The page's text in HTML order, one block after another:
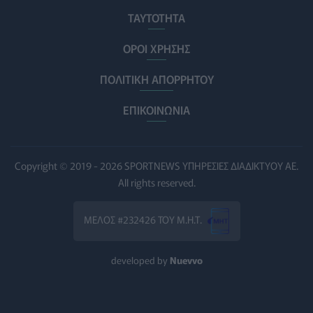
ΕΔΟΕΑΠ: Συστάσεις για τις επερχόμενες ζέστες -
Πότε πρέπει να απευθυνθούμε στον γιατρό μας
06/08/2026 - 14:17
Skin dysmorphia: Όταν η εμμονή με το «τέλειο» δέρμα
αποτελεί πρόβλημα ψυχικής υγείας
06/08/2026 - 14:00
PHARMA POLICY
Γιατί ξαναπαίρνουμε το χαμένο βάρος; Ο ρόλος του
βιολογικού προγραμματισμού μας
ΤΑΥΤΟΤΗΤΑ
ΟΡΟΙ ΧΡΗΣΗΣ
ΠΟΛΙΤΙΚΗ ΑΠΟΡΡΗΤΟΥ
ΕΠΙΚΟΙΝΩΝΙΑ
Copyright © 2019 - 2026 SPORTNEWS ΥΠΗΡΕΣΙΕΣ ΔΙΑΔΙΚΤΥΟΥ ΑΕ.
All rights reserved.
ΜΕΛΟΣ #232426 ΤΟΥ Μ.Η.Τ.
developed by Nuevvo